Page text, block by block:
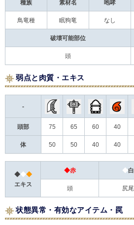
種族 素材名 咆哮
鳥竜種 眠狗竜 なし
破壊可能部位
頭
弱点と肉質・エキス
-
頭部 75 65 60 40
体 50 50 40 40
◆◆◆
エキス
◆赤 ◆白
頭 尻尾
状態異常・有効なアイテム・罠